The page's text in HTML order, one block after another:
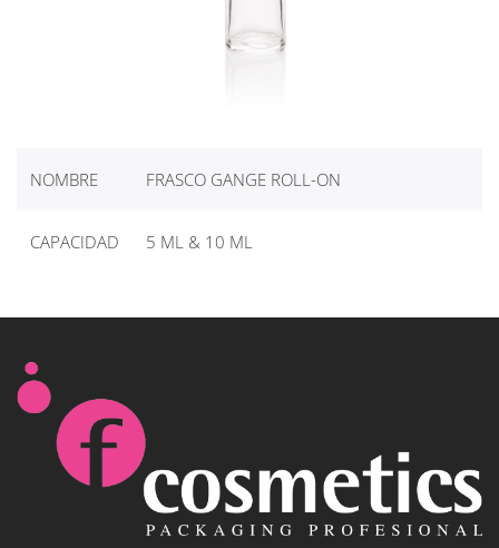
NOMBRE FRASCO GANGE ROLL-ON
CAPACIDAD 5 ML & 10 ML